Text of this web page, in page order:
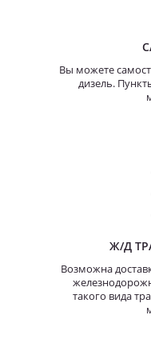
Вы можете
дизель.
Ж/Д
Возможна
такого вида